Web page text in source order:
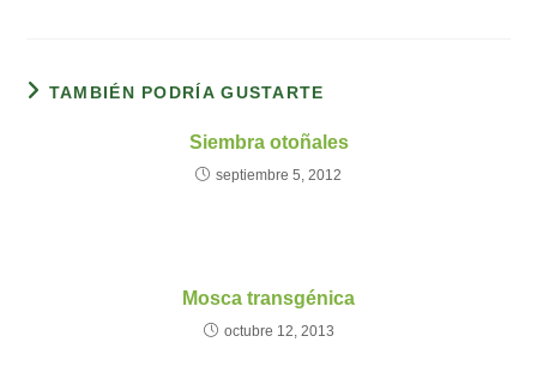
TAMBIÉN PODRÍA GUSTARTE
Siembra otoñales
septiembre 5, 2012
Mosca transgénica
octubre 12, 2013